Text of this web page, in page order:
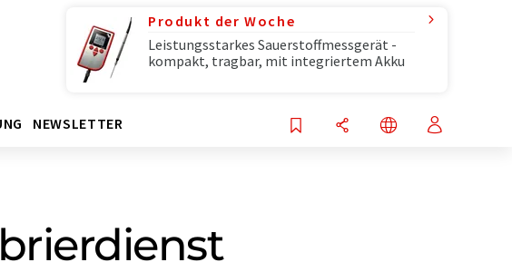
Produkt der Woche
Leistungsstarkes Sauerstoffmessgerät -
kompakt, tragbar, mit integriertem Akku
NEWSLETTER